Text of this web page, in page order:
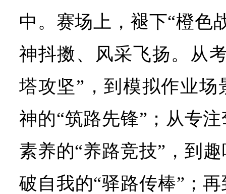
中。赛场上，褪下“橙色
神抖擞、风采飞扬。从
塔攻坚”，到模拟作业
神的“筑路先锋”；从专
素养的“养路竞技”，到
破自我的“驿路传棒”；